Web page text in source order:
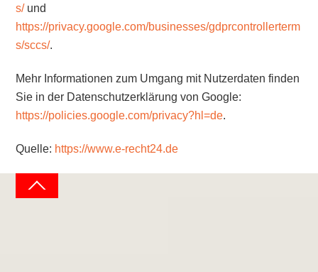
s/und
https://privacy.google.com/businesses/gdprcontrollerterm
s/sccs/.
Mehr Informationen zum Umgang mit Nutzerdaten finden
Sie in der Datenschutzerklärung von Google:
https://policies.google.com/privacy?hl=de.
Quelle: https://www.e-recht24.de
Back
To